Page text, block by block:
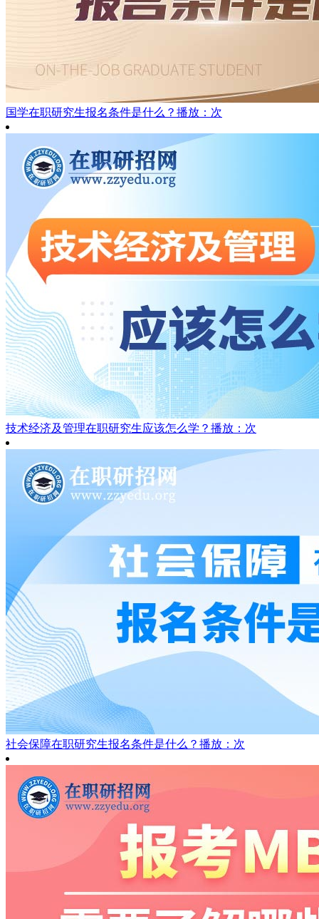
国学在职研究生报名条件是什么？ 播放：次
技术经济及管理在职研究生应该怎么学？ 播放：次
社会保障在职研究生报名条件是什么？ 播放：次